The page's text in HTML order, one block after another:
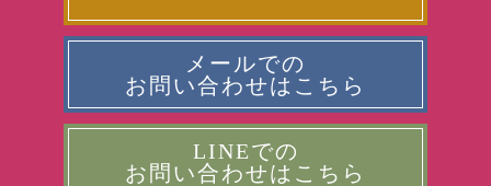
メールでの
お問い合わせはこちら
LINEでの
お問い合わせはこちら